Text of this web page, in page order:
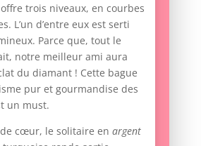
trois niveaux, en courbes
L’un d’entre eux est serti
Parce que, tout le
notre meilleur ami aura
du diamant ! Cette bague
pur et gourmandise des
un must.
cœur, le solitaire en argent